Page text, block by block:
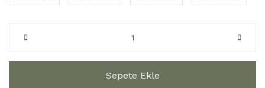
Sepete Ekle